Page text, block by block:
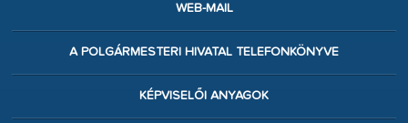
WEB-MAIL
A POLGÁRMESTERI HIVATAL TELEFONKÖNYVE
KÉPVISELŐI ANYAGOK